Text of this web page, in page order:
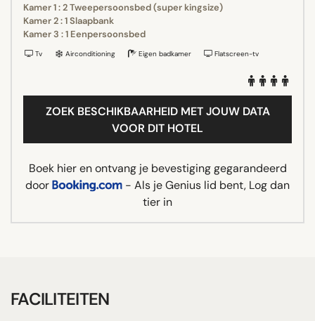
Kamer 1 : 2 Tweepersoonsbed (super kingsize)
Kamer 2 : 1 Slaapbank
Kamer 3 : 1 Eenpersoonsbed
Tv Airconditioning Eigen badkamer Flatscreen-tv
ZOEK BESCHIKBAARHEID MET JOUW DATA
VOOR DIT HOTEL
Boek hier en ontvang je bevestiging gegarandeerd
door
- Als je Genius lid bent, Log dan
tier in
FACILITEITEN